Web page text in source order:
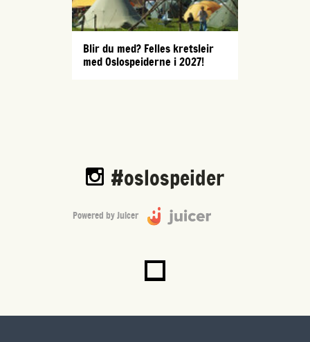
Blir du med? Felles kretsleir
med Oslospeiderne i 2027!
#oslospeider
Powered by Juicer